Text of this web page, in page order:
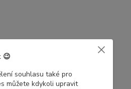
😉
souhlasu také pro
můžete kdykoli upravit